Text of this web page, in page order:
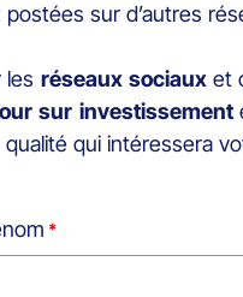
sur d’autres
les réseaux sociauxet
sur investissement
qui intéressera